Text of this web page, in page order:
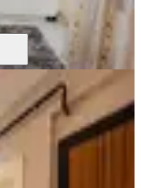
170m² Ultra Lüks